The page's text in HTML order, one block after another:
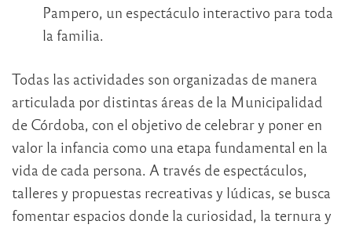
Pampero, un espectáculo interactivo para toda
la familia.
Todas las actividades son organizadas de manera
articulada por distintas áreas de la Municipalidad
de Córdoba, con el objetivo de celebrar y poner en
valor la infancia como una etapa fundamental en la
vida de cada persona. A través de espectáculos,
talleres y propuestas recreativas y lúdicas, se busca
fomentar espacios donde la curiosidad, la ternura y